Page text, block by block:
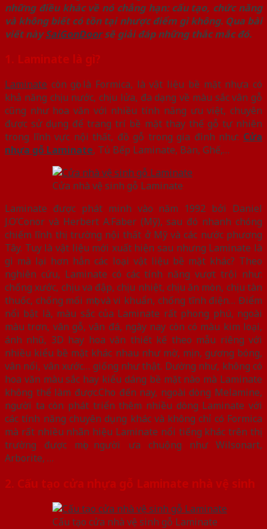
những điều khác về nó chẳng hạn: cấu tạo, chức năng
và không biết có tồn tại nhược điểm gì không. Qua bài
viết nàySaiGonDoorsẽ giải đáp những thắc mắc đó.
1. Laminate là gì?
Laminate còn gọi là Formica, là vật liệu bề mặt nhựa có
khả năng chịu nước, chịu lửa, đa dạng về màu sắc vân gỗ
cũng như hoa văn với nhiều tính năng ưu việt, chuyên
được sử dụng để trang trí bề mặt thay thế gỗ tự nhiên
trong lĩnh vực nội thất, đồ gỗ trong gia đình như: Cửa
nhựa gỗ Laminate, Tủ Bếp Laminate, Bàn, Ghế,…
Cửa nhà vệ sinh gỗ Laminate
Laminate được phát minh vào năm 1992 bởi Daniel
J.O’Conor và Herbert A.Faber (Mỹ), sau đó nhanh chóng
chiếm lĩnh thị trường nội thất ở Mỹ và các nước phương
Tây. Tuy là vật liệu mới xuất hiện sau nhưng Laminate là
gì mà lại hơn hẳn các loại vật liệu bề mặt khác? Theo
nghiên cứu, Laminate có các tính năng vượt trội như:
chống xước, chịu va đập, chịu nhiệt, chịu ăn mòn, chịu tàn
thuốc, chống mối mọt và vi khuẩn, chống tĩnh điện… Điểm
nổi bật là, màu sắc của Laminate rất phong phú, ngoài
màu trơn, vân gỗ, vân đá, ngày nay còn có màu kim loại,
ánh nhũ, 3D hay hoa văn thiết kế theo mẫu riêng với
nhiều kiểu bề mặt khác nhau như mờ, mịn, gương bóng,
vân nổi, vân xước… giống như thật. Dường như, không có
hoa văn màu sắc hay kiểu dáng bề mặt nào mà Laminate
không thể làm được.Cho đến nay, ngoài dòng Melamine,
người ta còn phát triển thêm nhiều dòng Laminate với
các tính năng chuyên dụng khác và không chỉ có Formica
mà rất nhiều nhãn hiệu Laminate nổi tiếng khác trên thị
trường được mọi người ưa chuộng như Wilsonart,
Arborite, …
2. Cấu tạo cửa nhựa gỗ Laminate nhà vệ sinh
Cấu tạo cửa nhà vệ sinh gỗ Laminate